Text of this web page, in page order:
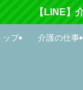
【LINE】
ップ 介護の仕事